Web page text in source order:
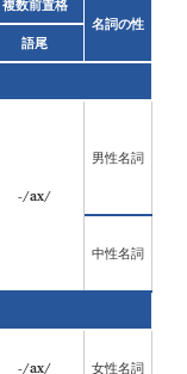
複数前置格
名詞の性
語尾
-/ax/
男性名詞
中性名詞
-/ax/ 女性名詞